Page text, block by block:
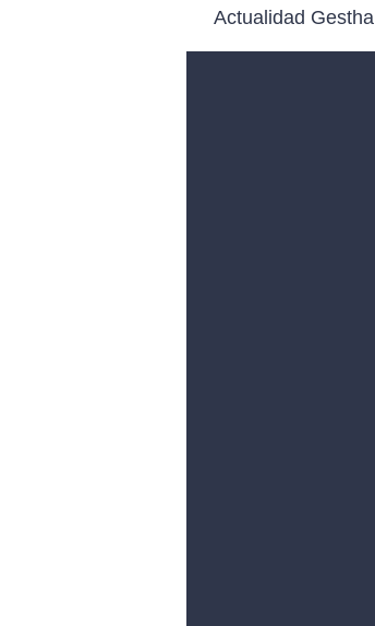
Actualidad Gestha